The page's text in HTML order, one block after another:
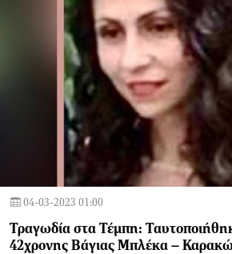
04-03-2023 01:00
Τραγωδία στα Τέμπη:
42χρονης Βάγιας Μπλέκα –